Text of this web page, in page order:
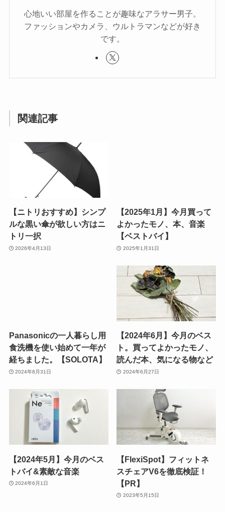
心地いい部屋を作ることが趣味なアラサー男子。
ファッションやカメラ、ウルトラマンなどが好き
です。
関連記事
【ニトリおすすめ】シンプ
ルな黒い傘が欲しい方はニ
トリ一択
2026年4月13日
【2025年1月】今月買って
よかったモノ、本、音楽
【ベストバイ】
2025年1月31日
Panasonicの一人暮らし用
食洗機を使い始めて一年が
経ちました。【SOLOTA】
2024年8月31日
【2024年6月】今月のベス
ト。買ってよかったモノ、
読んだ本、気になる物など
2024年6月27日
【2024年5月】今月のベス
トバイ&素敵な音楽
2024年6月1日
【FlexiSpot】フィットネ
スチェアV6を徹底検証！
【PR】
2023年5月15日